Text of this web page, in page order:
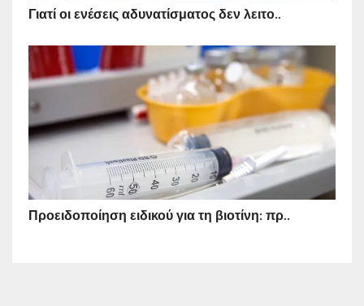
Γιατί οι ενέσεις αδυνατίσματος δεν λειτο..
Προειδοποίηση ειδικού για τη βιοτίνη: πρ..